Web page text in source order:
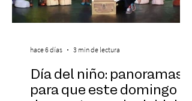
Día del niño: panoramas
para que este domingo 09
hace 6 días 3 min de lectura